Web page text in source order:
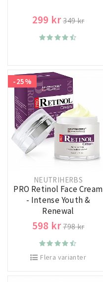
299 kr349 kr
-25%
NEUTRIHERBS
PRO Retinol Face Cream
- Intense Youth &
Renewal
598 kr798 kr
Flera varianter